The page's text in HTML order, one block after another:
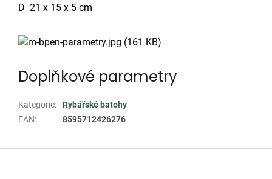
D 21 x 15 x 5 cm
Doplňkové parametry
Kategorie:
Rybářské batohy
EAN: 8595712426276
Z